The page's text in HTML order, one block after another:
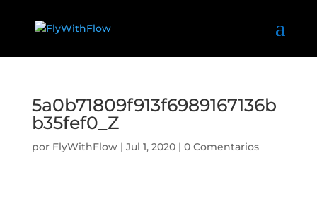
5a0b71809f913f6989167136b
b35fef0_Z
por FlyWithFlow| Jul 1, 2020| 0 Comentarios